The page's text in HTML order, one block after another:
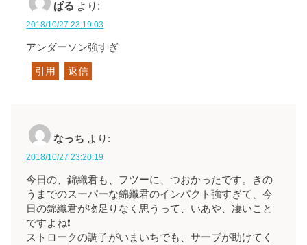
ぱる より:
2018/10/27 23:19:03
アンダーソン強すぎ
引用 返信
なっち より:
2018/10/27 23:20:19
今日の、錦織君も、フツーに、つおかったです。きの
うまでのスーパーな錦織君のインパクト強すぎて、今
日の錦織君が物足りなく思うって、いあや、凄いこと
ですよね❗
ストロークの調子がいまいちでも、サーブが助けてく